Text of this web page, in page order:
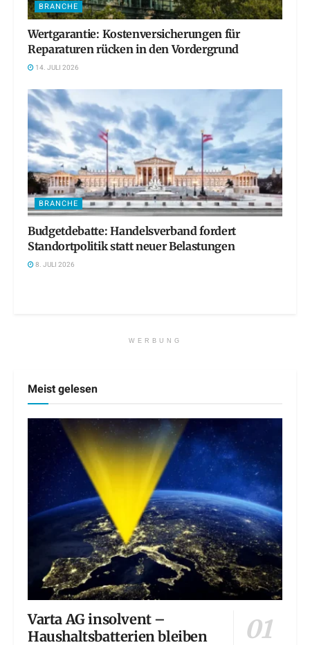
BRANCHE
Wertgarantie: Kostenversicherungen für
Reparaturen rücken in den Vordergrund
14. JULI 2026
BRANCHE
Budgetdebatte: Handelsverband fordert
Standortpolitik statt neuer Belastungen
8. JULI 2026
WERBUNG
Meist gelesen
Varta AG insolvent –
Haushaltsbatterien bleiben